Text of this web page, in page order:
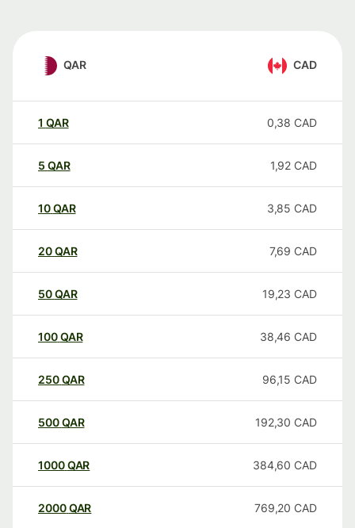
QAR CAD
1 QAR 0,38 CAD
5 QAR 1,92 CAD
10QAR 3,85 CAD
20QAR 7,69 CAD
50QAR 19,23 CAD
100QAR 38,46 CAD
250QAR 96,15 CAD
500QAR 192,30 CAD
1000QAR 384,60 CAD
2000QAR 769,20 CAD